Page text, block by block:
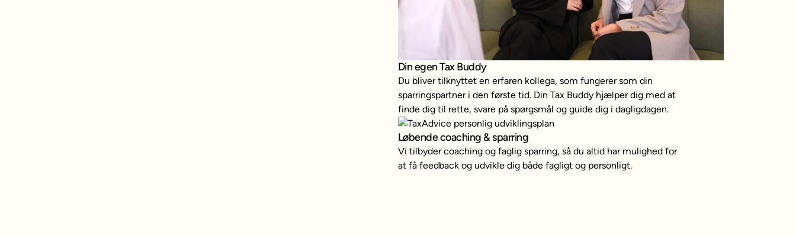
Din egen Tax Buddy
Du bliver tilknyttet en erfaren kollega, som fungerer som din
sparringspartner i den første tid. Din Tax Buddy hjælper dig med at
finde dig til rette, svare på spørgsmål og guide dig i dagligdagen.
Løbende coaching & sparring
Vi tilbyder coaching og faglig sparring, så du altid har mulighed for
at få feedback og udvikle dig både fagligt og personligt.